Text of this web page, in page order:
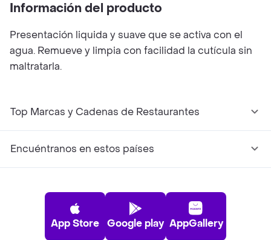
Información del producto
Presentación liquida y suave que se activa con el
agua. Remueve y limpia con facilidad la cutícula sin
maltratarla.
Top Marcas y Cadenas de Restaurantes
Encuéntranos en estos países
App Store Google play AppGallery